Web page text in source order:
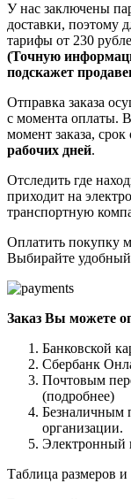
У нас заключены
доставки, поэтому
тарифы от 230
(Точную
подскажет
Отправка заказа
с момента оплаты. В
момент заказа,
рабочих дней.
Отследить где
приходит на
транспортную
Оплатить покупку
Выбирайте
Заказ Вы можете
Банковской
Сбербанк
Почтовым
(подробнее)
Безналичным
организации.
Электронный
Таблица размеров и